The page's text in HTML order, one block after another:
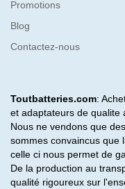
Promotions
Blog
Contactez-nous
Toutbatteries.com:
et adaptateurs de qualite
Nous ne vendons que
sommes convaincus que
celle ci nous permet de
De la production au
qualité rigoureux sur